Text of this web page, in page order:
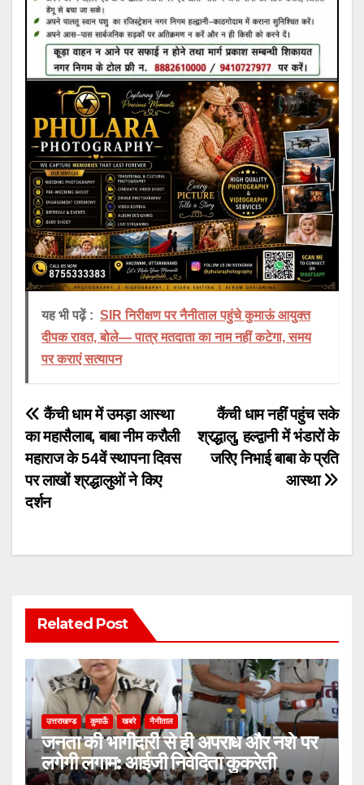
यह भी पढ़ें : SIR निरीक्षण पर नैनीताल पहुंचे कुमाऊं आयुक्त
दीपक रावत, बोले— पात्र मतदाता का नाम नहीं कटेगा, समय
पर कराएं सत्यापन
Post
navigation
कैंची धाम नहीं पहुंच सके
श्रद्धालु, हल्द्वानी में भंडारों के
जरिए निभाई बाबा के प्रति
आस्था
कैंची धाम में उमड़ा आस्था
का महासैलाब, बाबा नीम करौली
महाराज के 54वें स्थापना दिवस
पर लाखों श्रद्धालुओं ने किए
दर्शन
Related Post
उत्तराखण्ड कुमाऊँ खबरे नैनीताल
जनता की भागीदारी से ही अपराध और नशे पर
लगेगी लगाम: आईजी निवेदिता कुकरेती